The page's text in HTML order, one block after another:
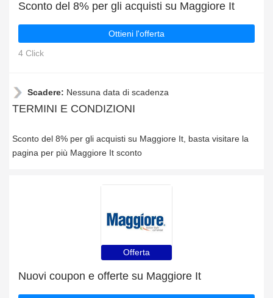
Sconto del 8% per gli acquisti su Maggiore It
Ottieni l'offerta
4 Click
Scadere: Nessuna data di scadenza
TERMINI E CONDIZIONI
Sconto del 8% per gli acquisti su Maggiore It, basta visitare la
pagina per più Maggiore It sconto
Offerta
Nuovi coupon e offerte su Maggiore It